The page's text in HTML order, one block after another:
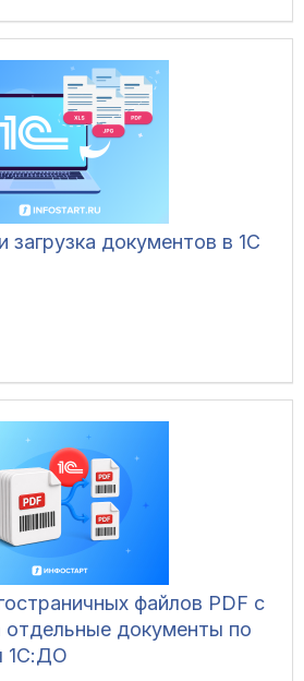
загрузка документов в 1С
файлов PDF с
отдельные документы по
1С:ДО